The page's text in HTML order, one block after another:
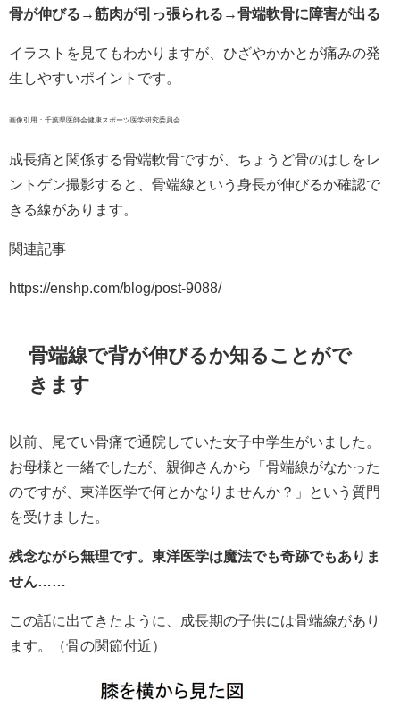
骨が伸びる→筋肉が引っ張られる→骨端軟骨に障害が出る
イラストを見てもわかりますが、ひざやかかとが痛みの発
生しやすいポイントです。
画像引用：千葉県医師会健康スポーツ医学研究委員会
成長痛と関係する骨端軟骨ですが、ちょうど骨のはしをレ
ントゲン撮影すると、骨端線という身長が伸びるか確認で
きる線があります。
関連記事
https://enshp.com/blog/post-9088/
骨端線で背が伸びるか知ることがで
きます
以前、尾てい骨痛で通院していた女子中学生がいました。
お母様と一緒でしたが、親御さんから「骨端線がなかった
のですが、東洋医学で何とかなりませんか？」という質門
を受けました。
残念ながら無理です。東洋医学は魔法でも奇跡でもありま
せん……
この話に出てきたように、成長期の子供には骨端線があり
ます。（骨の関節付近）